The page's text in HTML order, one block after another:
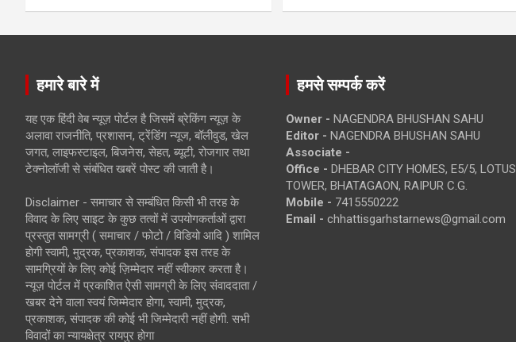
हमारे बारे में
यह एक हिंदी वेब न्यूज़ पोर्टल है जिसमें ब्रेकिंग न्यूज़ के
अलावा राजनीति, प्रशासन, ट्रेंडिंग न्यूज, बॉलीवुड, खेल
जगत, लाइफस्टाइल, बिजनेस, सेहत, ब्यूटी, रोजगार तथा
टेक्नोलॉजी से संबंधित खबरें पोस्ट की जाती है।
Disclaimer - समाचार से सम्बंधित किसी भी तरह के
विवाद के लिए साइट के कुछ तत्वों में उपयोगकर्ताओं द्वारा
प्रस्तुत सामग्री ( समाचार / फोटो / विडियो आदि ) शामिल
होगी स्वामी, मुद्रक, प्रकाशक, संपादक इस तरह के
सामग्रियों के लिए कोई ज़िम्मेदार नहीं स्वीकार करता है।
न्यूज़ पोर्टल में प्रकाशित ऐसी सामग्री के लिए संवाददाता /
खबर देने वाला स्वयं जिम्मेदार होगा, स्वामी, मुद्रक,
प्रकाशक, संपादक की कोई भी जिम्मेदारी नहीं होगी. सभी
विवादों का न्यायक्षेत्र रायपुर होगा
हमसे सम्पर्क करें
Owner - NAGENDRA BHUSHAN SAHU
Editor - NAGENDRA BHUSHAN SAHU
Associate -
Office - DHEBAR CITY HOMES, E5/5, LOTUS
TOWER, BHATAGAON, RAIPUR C.G.
Mobile - 7415550222
Email - chhattisgarhstarnews@gmail.com